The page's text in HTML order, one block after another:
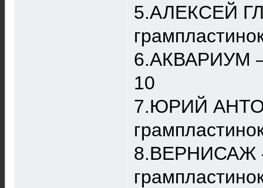
5.АЛЕКСЕЙ
6.АКВАРИУМ –
10
7.ЮРИЙ
8.ВЕРНИСАЖ –